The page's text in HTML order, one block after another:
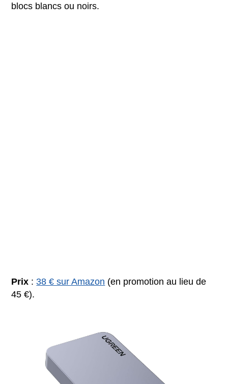
blocs blancs ou noirs.
Prix : 38 € sur Amazon (en promotion au lieu de
45 €).